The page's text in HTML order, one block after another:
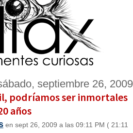
septiembre 26, 2009
podríamos ser inmortales
años
en sept 26, 2009 a las 09:11 PM ( 21:11